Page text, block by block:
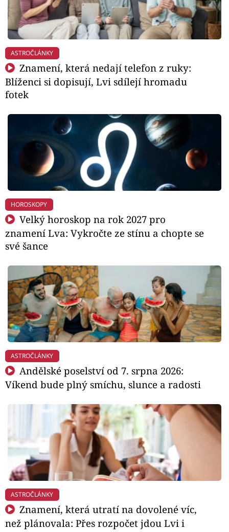
ASTROČLÁNKY
Znamení, která nedají telefon z ruky:
Blíženci si dopisují, Lvi sdílejí hromadu
fotek
HOROSKOPY
Velký horoskop na rok 2027 pro
znamení Lva: Vykročte ze stínu a chopte se
své šance
ASTROČLÁNKY
Andělské poselství od 7. srpna 2026:
Víkend bude plný smíchu, slunce a radosti
ASTROČLÁNKY
Znamení, která utratí na dovolené víc,
než plánovala: Přes rozpočet jdou Lvi i